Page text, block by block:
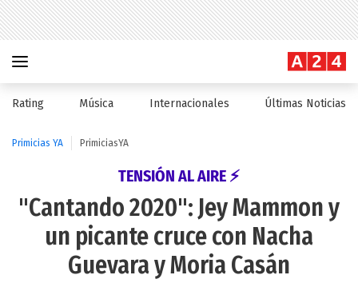
Rating Música Internacionales Últimas Noticias
Primicias YA PrimiciasYA
TENSIÓN AL AIRE ⚡
"Cantando 2020": Jey Mammon y
un picante cruce con Nacha
Guevara y Moria Casán